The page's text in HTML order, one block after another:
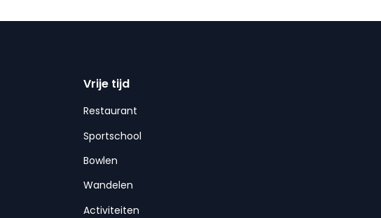
Vrije tijd
Restaurant
Sportschool
Bowlen
Wandelen
Activiteiten